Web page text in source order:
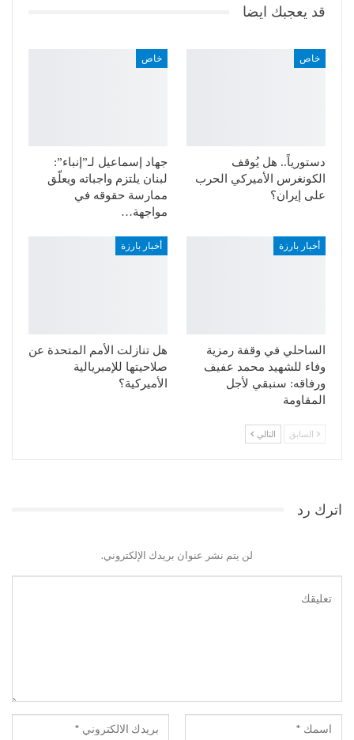
قد يعجبك ايضا
خاص
دستورياً.. هل يُوقف
الكونغرس الأميركي الحرب
على إيران؟
خاص
جهاد إسماعيل لـ”إنباء”:
لبنان يلتزم واجباته ويعلّق
ممارسة حقوقه في
مواجهة…
أخبار بارزة
الساحلي في وقفة رمزية
وفاء للشهيد محمد عفيف
ورفاقه: سنبقي لأجل
المقاومة
أخبار بارزة
هل تنازلت الأمم المتحدة عن
صلاحيتها للإمبريالية
الأميركية؟
السابق التالي
اترك رد
لن يتم نشر عنوان بريدك الإلكتروني.